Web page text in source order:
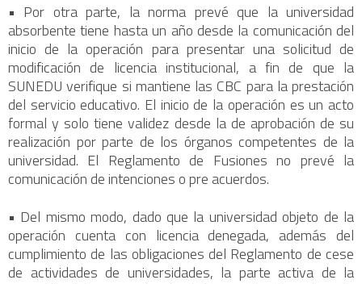
• Por otra parte, la norma prevé que la universidad
absorbente tiene hasta un año desde la comunicación del
inicio de la operación para presentar una solicitud de
modificación de licencia institucional, a fin de que la
SUNEDU verifique si mantiene las CBC para la prestación
del servicio educativo. El inicio de la operación es un acto
formal y solo tiene validez desde la de aprobación de su
realización por parte de los órganos competentes de la
universidad. El Reglamento de Fusiones no prevé la
comunicación de intenciones o pre acuerdos.
• Del mismo modo, dado que la universidad objeto de la
operación cuenta con licencia denegada, además del
cumplimiento de las obligaciones del Reglamento de cese
de actividades de universidades, la parte activa de la